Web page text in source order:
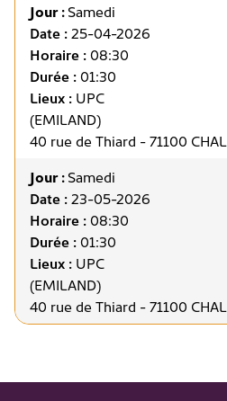
Jour :Samedi
Date :25-04-2026
Horaire :08:30
Durée :01:30
Lieux : UPC
(EMILAND)
40 rue de Thiard - 71100
Jour :Samedi
Date :23-05-2026
Horaire :08:30
Durée :01:30
Lieux : UPC
(EMILAND)
40 rue de Thiard - 71100